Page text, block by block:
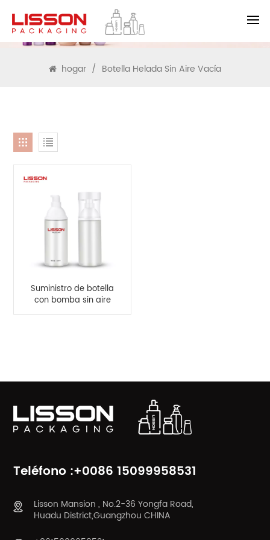
BUSCAR
hogar / Botella Helada Sin Aire Vacía
Suministro de botella
con bomba sin aire
esmerilada vacía de
Teléfono :+0086 15099958531
Lisson Mansion , No.2-36 Yongfa Road,
Huadu District,Guangzhou CHINA